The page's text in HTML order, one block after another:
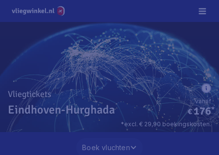
Vliegtickets
Eindhoven-Hurghada €176*
vanaf
*excl. € 29,90 boekingskosten.
Boek vluchten